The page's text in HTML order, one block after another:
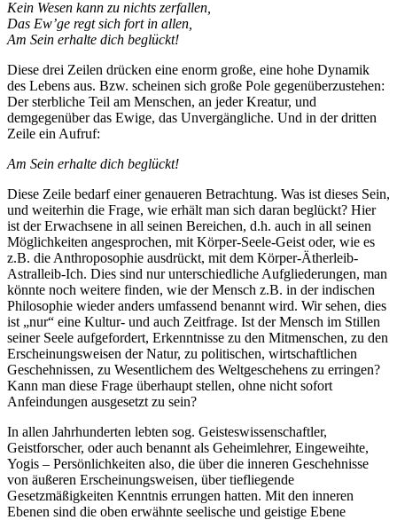
Kein Wesen kann zu nichts zerfallen,
Das Ew’ge regt sich fort in allen,
Am Sein erhalte dich beglückt!
Diese drei Zeilen drücken eine enorm große, eine hohe Dynamik
des Lebens aus. Bzw. scheinen sich große Pole gegenüberzustehen:
Der sterbliche Teil am Menschen, an jeder Kreatur, und
demgegenüber das Ewige, das Unvergängliche. Und in der dritten
Zeile ein Aufruf:
Am Sein erhalte dich beglückt!
Diese Zeile bedarf einer genaueren Betrachtung. Was ist dieses Sein,
und weiterhin die Frage, wie erhält man sich daran beglückt? Hier
ist der Erwachsene in all seinen Bereichen, d.h. auch in all seinen
Möglichkeiten angesprochen, mit Körper-Seele-Geist oder, wie es
z.B. die Anthroposophie ausdrückt, mit dem Körper-Ätherleib-
Astralleib-Ich. Dies sind nur unterschiedliche Aufgliederungen, man
könnte noch weitere finden, wie der Mensch z.B. in der indischen
Philosophie wieder anders umfassend benannt wird. Wir sehen, dies
ist „nur“ eine Kultur- und auch Zeitfrage. Ist der Mensch im Stillen
seiner Seele aufgefordert, Erkenntnisse zu den Mitmenschen, zu den
Erscheinungsweisen der Natur, zu politischen, wirtschaftlichen
Geschehnissen, zu Wesentlichem des Weltgeschehens zu erringen?
Kann man diese Frage überhaupt stellen, ohne nicht sofort
Anfeindungen ausgesetzt zu sein?
In allen Jahrhunderten lebten sog. Geisteswissenschaftler,
Geistforscher, oder auch benannt als Geheimlehrer, Eingeweihte,
Yogis – Persönlichkeiten also, die über die inneren Geschehnisse
von äußeren Erscheinungsweisen, über tiefliegende
Gesetzmäßigkeiten Kenntnis errungen hatten. Mit den inneren
Ebenen sind die oben erwähnte seelische und geistige Ebene